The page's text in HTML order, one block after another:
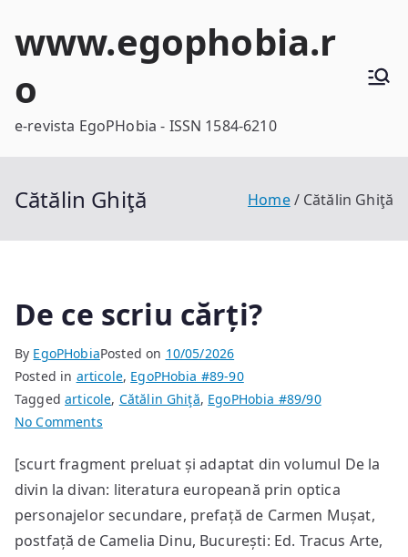
www.egophobia.r
o
e-revista EgoPHobia - ISSN 1584-6210
Cătălin Ghiţă Home Cătălin Ghiţă
De ce scriu cărți?
By EgoPHobiaPosted on 10/05/2026
Posted in articole, EgoPHobia #89-90
Taggedarticole, Cătălin Ghiţă, EgoPHobia #89/90
No Commentson
ce
scriu
cărți?
[scurt fragment preluat și adaptat din volumul De la
divin la divan: literatura europeană prin optica
personajelor secundare, prefață de Carmen Mușat,
postfață de Camelia Dinu, București: Ed. Tracus Arte,